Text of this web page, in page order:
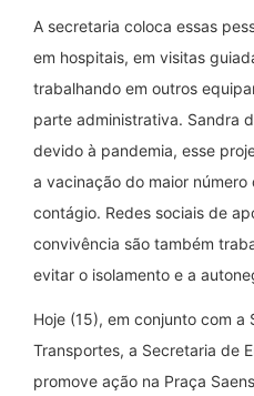
A secretaria coloca essas
em hospitais, em visitas
trabalhando em outros
parte administrativa. Sandra
devido à pandemia, esse
a vacinação do maior
contágio. Redes sociais de
convivência são também
evitar o isolamento e a
Hoje (15), em conjunto com a
Transportes, a Secretaria de
promove ação na Praça